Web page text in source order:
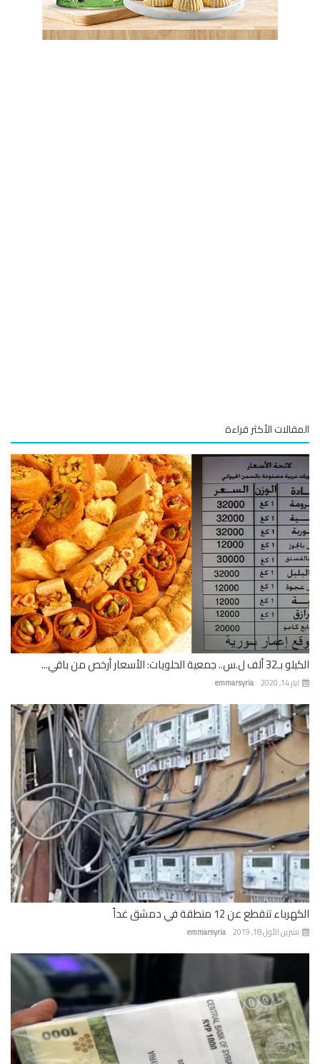
الأكثر قراءة
الحلويات: الأسعار أرخص من باقي...
emmarsyria
تنقطع عن 12 منطقة في دمشق غداً
emmarsyria الأول 18, 2019